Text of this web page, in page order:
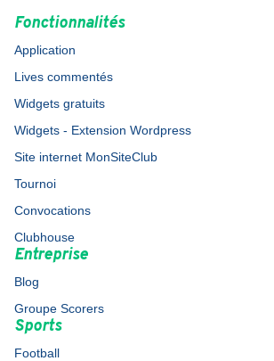
Fonctionnalités
Application
Lives commentés
Widgets gratuits
Widgets - Extension Wordpress
Site internet MonSiteClub
Tournoi
Convocations
Clubhouse
Entreprise
Blog
Groupe Scorers
Sports
Football